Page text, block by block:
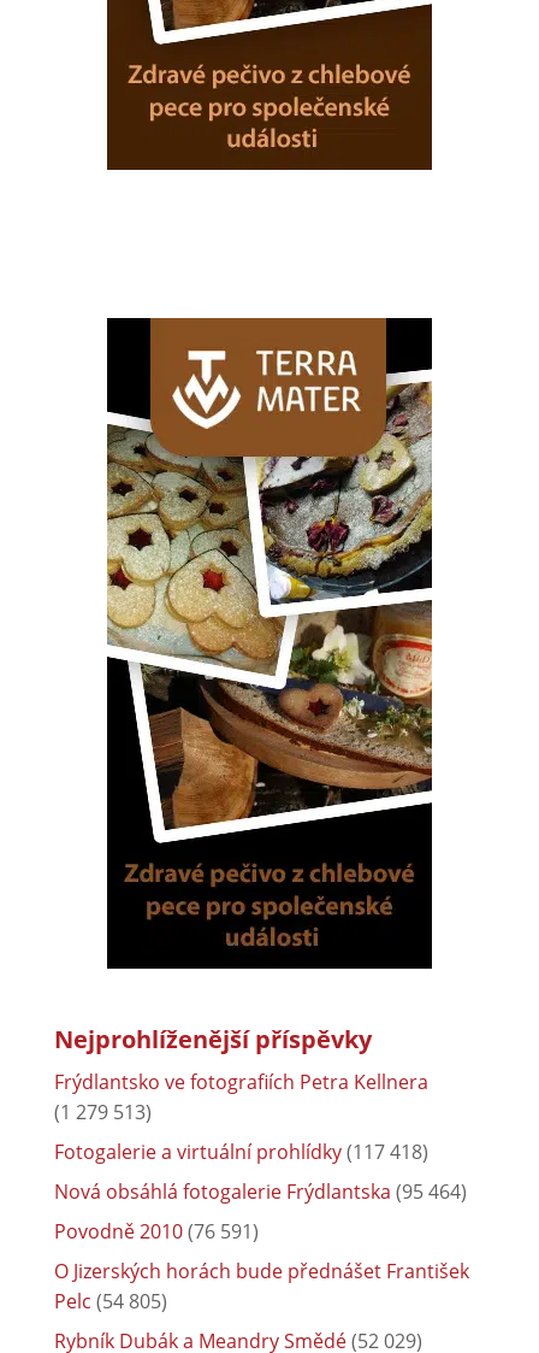
Nejprohlíženější příspěvky
Frýdlantsko ve fotografiích Petra Kellnera
(1 279 513)
Fotogalerie a virtuální prohlídky(117 418)
Nová obsáhlá fotogalerie Frýdlantska (95 464)
Povodně 2010(76 591)
O Jizerských horách bude přednášet František
Pelc (54 805)
Rybník Dubák a Meandry Smědé(52 029)